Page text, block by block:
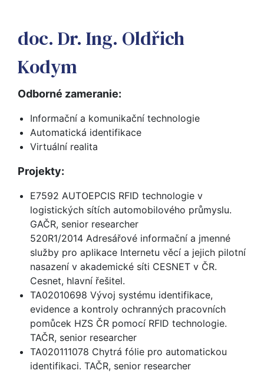
doc. Dr. Ing. Oldřich
Kodym
Odborné zameranie:
Informační a komunikační technologie
Automatická identifikace
Virtuální realita
Projekty:
E7592 AUTOEPCIS RFID technologie v
logistických sítích automobilového průmyslu.
GAČR, senior researcher
520R1/2014 Adresářové informační a jmenné
služby pro aplikace Internetu věcí a jejich pilotní
nasazení v akademické síti CESNET v ČR.
Cesnet, hlavní řešitel.
TA02010698 Vývoj systému identifikace,
evidence a kontroly ochranných pracovních
pomůcek HZS ČR pomocí RFID technologie.
TAČR, senior researcher
TA020111078 Chytrá fólie pro automatickou
identifikaci. TAČR, senior researcher